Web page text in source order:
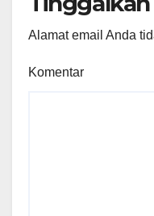
Alamat email Anda
Komentar